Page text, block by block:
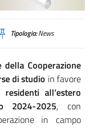
Tipologia:News
Cooperazione
di studio in favore
all’estero
2024-2025, con
in campo